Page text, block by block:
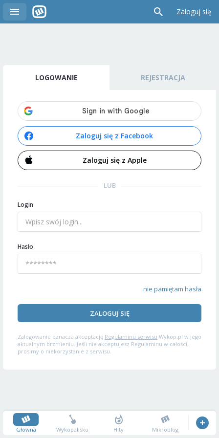
Zaloguj się
LOGOWANIE REJESTRACJA
Zaloguj się z Facebook
Zaloguj się z Apple
LUB
Login
Hasło
nie pamiętam hasła
ZALOGUJ SIĘ
Zalogowanie oznacza akceptację Regulaminu serwisu Wykop.pl w jego
aktualnym brzmieniu. Jeśli nie akceptujesz Regulaminu w całości,
prosimy o niekorzystanie z serwisu.
Główna Wykopalisko Hity Mikroblog